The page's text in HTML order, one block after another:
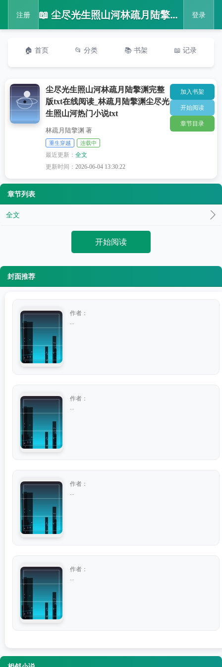
注册 📖 尘尽光生照山河林疏月陆擎渊完整版txt在线阅读_林疏月陆擎渊尘尽光生照山河热门小说txt 登录
🏠 首页 📂 分类 📚 书架 📖 记录
尘尽光生照山河林疏月陆擎渊完整
版txt在线阅读_林疏月陆擎渊尘尽光
生照山河热门小说txt
林疏月陆擎渊 著
重生穿越 连载中
最近更新：全文
更新时间：2026-06-04 13:30:22
加入书架
开始阅读
章节目录
章节列表
全文
开始阅读
封面推荐
作者：
作者：
作者：
作者：